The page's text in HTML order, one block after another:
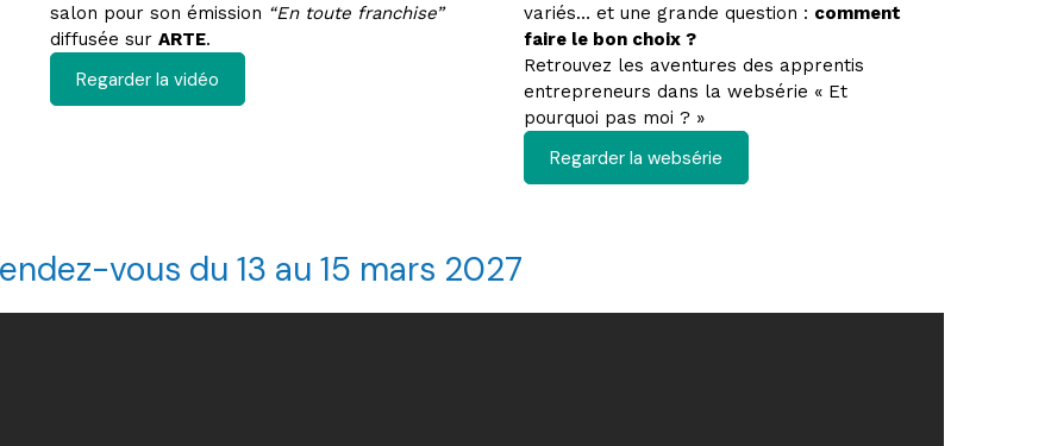
salon pour son émission “En toute franchise”
diffusée sur ARTE.​
Regarder la vidéo
variés… et une grande question : comment
faire le bon choix ?
Retrouvez les aventures des apprentis
entrepreneurs dans la websérie « Et
pourquoi pas moi ? »
Regarder la websérie
vous du 13 au 15 mars 2027